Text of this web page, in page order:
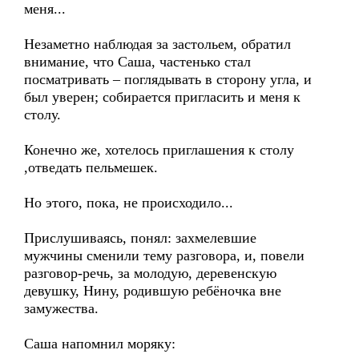
меня...
Незаметно наблюдая за застольем, обратил
внимание, что Саша, частенько стал
посматривать – поглядывать в сторону угла, и
был уверен; собирается пригласить и меня к
столу.
Конечно же, хотелось приглашения к столу
,отведать пельмешек.
Но этого, пока, не происходило...
Прислушиваясь, понял: захмелевшие
мужчины сменили тему разговора, и, повели
разговор-речь, за молодую, деревенскую
девушку, Нину, родившую ребёночка вне
замужества.
Саша напомнил моряку: